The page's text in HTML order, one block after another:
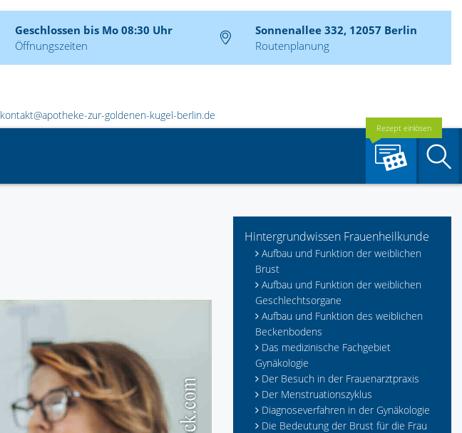
Geschlossen bis Mo 08:30 Uhr
Öffnungszeiten
Sonnenallee 332, 12057 Berlin
Routenplanung
kontakt@apotheke-zur-goldenen-kugel-berlin.de
Rezept einlösen
Hintergrundwissen Frauenheilkunde
Aufbau und Funktion der weiblichen
Brust
Aufbau und Funktion der weiblichen
Geschlechtsorgane
Aufbau und Funktion des weiblichen
Beckenbodens
Das medizinische Fachgebiet
Gynäkologie
Der Besuch in der Frauenarztpraxis
Der Menstruationszyklus
Diagnoseverfahren in der Gynäkologie
Die Bedeutung der Brust für die Frau